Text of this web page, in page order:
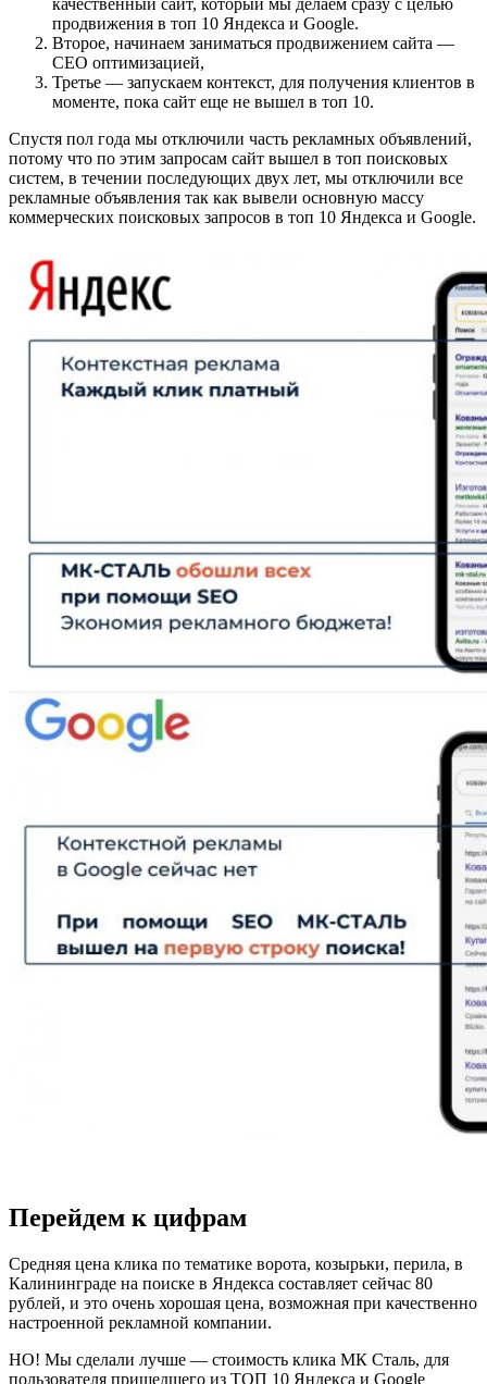
продвижения в топ 10 Яндекса и Google.
Второе, начинаем заниматься продвижением сайта —
СЕО оптимизацией,
Третье — запускаем контекст, для получения клиентов в
моменте, пока сайт еще не вышел в топ 10.
Спустя пол года мы отключили часть рекламных объявлений,
потому что по этим запросам сайт вышел в топ поисковых
систем, в течении последующих двух лет, мы отключили все
рекламные объявления так как вывели основную массу
коммерческих поисковых запросов в топ 10 Яндекса и Google.
Перейдем к цифрам
Средняя цена клика по тематике ворота, козырьки, перила, в
Калининграде на поиске в Яндекса составляет сейчас 80
рублей, и это очень хорошая цена, возможная при качественно
настроенной рекламной компании.
НО! Мы сделали лучше — стоимость клика МК Сталь, для
пользователя пришедшего из ТОП 10 Яндекса и Google